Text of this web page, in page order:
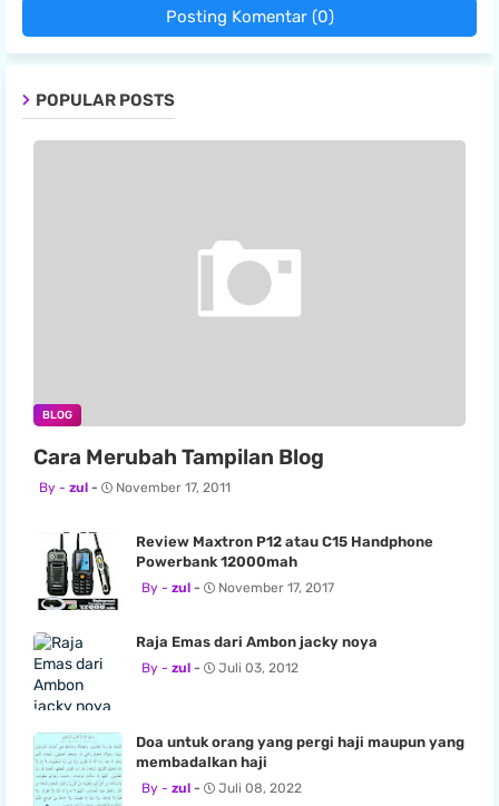
Posting Komentar (0)
POPULAR POSTS
BLOG
Cara Merubah Tampilan Blog
zul November 17, 2011
Review Maxtron P12 atau C15 Handphone
Powerbank 12000mah
zul November 17, 2017
Raja Emas dari Ambon jacky noya
zul Juli 03, 2012
Doa untuk orang yang pergi haji maupun yang
membadalkan haji
zul Juli 08, 2022